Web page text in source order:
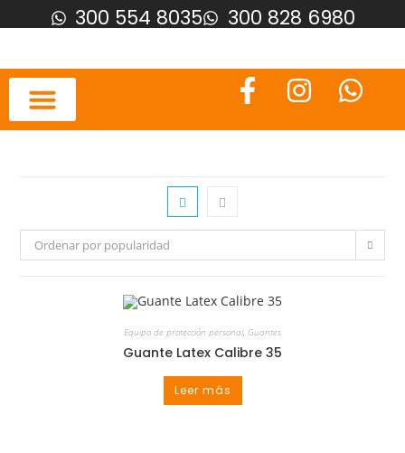
300 554 8035 300 828 6980
Ordenar por popularidad
Equipo de protección personal, Guantes
Guante Latex Calibre 35
Leer más